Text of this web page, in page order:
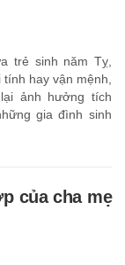
trẻ sinh năm Tỵ,
hay vận mệnh,
ảnh hưởng tích
gia đình sinh
của cha mẹ